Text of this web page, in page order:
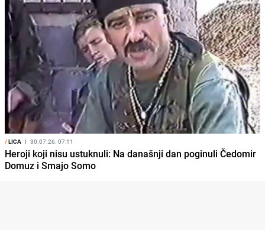
/LICA I 30.07.26. 07:11
Heroji koji nisu ustuknuli: Na današnji dan poginuli Čedomir
Domuz i Smajo Somo